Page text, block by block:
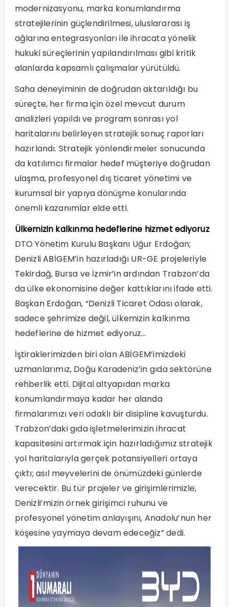
modernizasyonu, marka konumlandırma
stratejilerinin güçlendirilmesi, uluslararası iş
ağlarına entegrasyonları ile ihracata yönelik
hukuki süreçlerinin yapılandırılması gibi kritik
alanlarda kapsamlı çalışmalar yürütüldü.
Saha deneyiminin de doğrudan aktarıldığı bu
süreçte, her firma için özel mevcut durum
analizleri yapıldı ve program sonrası yol
haritalarını belirleyen stratejik sonuç raporları
hazırlandı. Stratejik yönlendirmeler sonucunda
da katılımcı firmalar hedef müşteriye doğrudan
ulaşma, profesyonel dış ticaret yönetimi ve
kurumsal bir yapıya dönüşme konularında
önemli kazanımlar elde etti.
Ülkemizin kalkınma hedeflerine hizmet ediyoruz
DTO Yönetim Kurulu Başkanı Uğur Erdoğan;
Denizli ABİGEM’in hazırladığı UR-GE projeleriyle
Tekirdağ, Bursa ve İzmir’in ardından Trabzon’da
da ülke ekonomisine değer kattıklarını ifade etti.
Başkan Erdoğan, “Denizli Ticaret Odası olarak,
sadece şehrimize değil, ülkemizin kalkınma
hedeflerine de hizmet ediyoruz…
İştiraklerimizden biri olan ABİGEM’imizdeki
uzmanlarımız, Doğu Karadeniz’in gıda sektörüne
rehberlik etti. Dijital altyapıdan marka
konumlandırmaya kadar her alanda
firmalarımızı veri odaklı bir disipline kavuşturdu.
Trabzon’daki gıda işletmelerimizin ihracat
kapasitesini artırmak için hazırladığımız stratejik
yol haritalarıyla gerçek potansiyelleri ortaya
çıktı; asıl meyvelerini de önümüzdeki günlerde
verecektir. Bu tür projeler ve girişimlerimizle,
Denizli’mizin örnek girişimci ruhunu ve
profesyonel yönetim anlayışını, Anadolu’nun her
köşesine yaymaya devam edeceğiz” dedi.